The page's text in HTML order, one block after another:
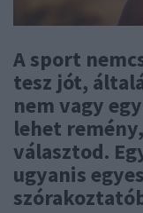
A sport
tesz jót,
nem vagy
lehet
választod.
ugyanis